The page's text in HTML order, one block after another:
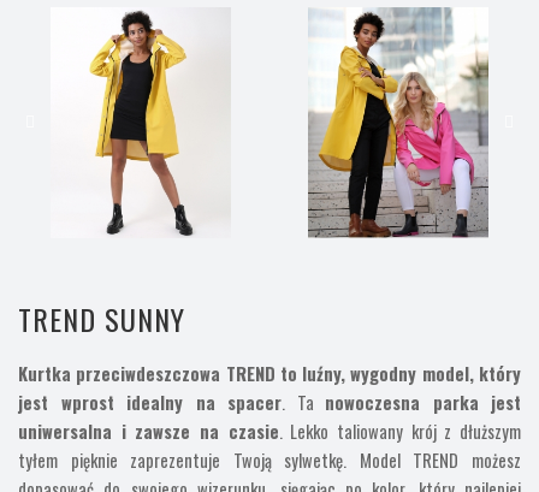
TREND SUNNY
Kurtka przeciwdeszczowa TREND to luźny, wygodny model, który
jest wprost idealny na spacer. Ta nowoczesna parka jest
uniwersalna i zawsze na czasie. Lekko taliowany krój z dłuższym
tyłem pięknie zaprezentuje Twoją sylwetkę. Model TREND możesz